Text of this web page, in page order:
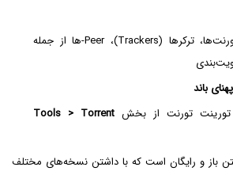
ترکرها (Trackers)
، Peer-ها از جمله
پهنای باند
تورنت از بخش Tools > Torrent
باز و رایگان است که با داشتن نسخه‌های مختلف